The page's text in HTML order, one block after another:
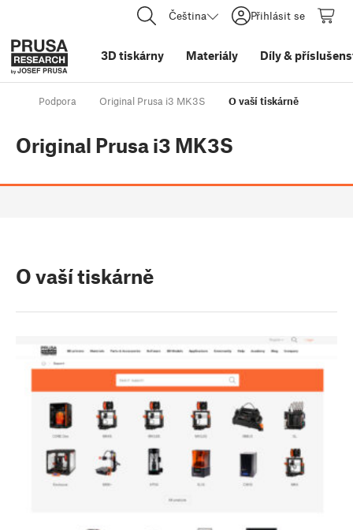
Čeština Přihlásit se
3D tiskárny Materiály Díly&
Podpora Original Prusa i3 MK3S O vaší tiskárně
Original Prusa i3 MK3S
O vaší tiskárně